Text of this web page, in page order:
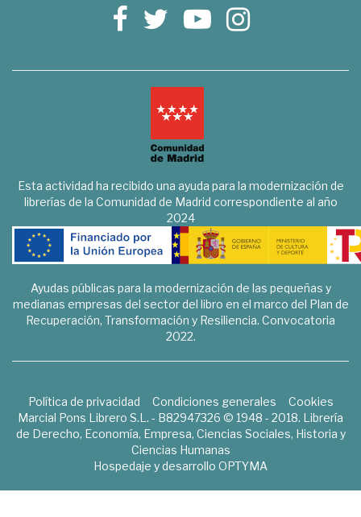
Esta actividad ha recibido una ayuda para la modernización de
librerías de la Comunidad de Madrid correspondiente al año
2024
Ayudas públicas para la modernización de las pequeñas y
medianas empresas del sector del libro en el marco del Plan de
Recuperación, Transformación y Resiliencia. Convocatoria
2022.
Política de privacidad Condiciones generales
Cookies
Marcial Pons Librero S.L. - B82947326 © 1948 - 2018. Librería
de Derecho, Economía, Empresa, Ciencias Sociales, Historia y
Ciencias Humanas
Hospedaje y desarrollo OPTYMA